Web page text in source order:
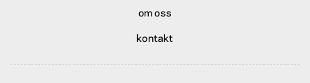
om oss
kontakt